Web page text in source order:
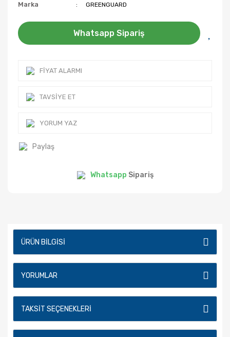
Marka GREENGUARD
Whatsapp Sipariş
FIYAT ALARMI
TAVSIYE ET
YORUM YAZ
Paylaş
Whatsapp Sipariş
ÜRÜN BILGISI
YORUMLAR
TAKSIT SEÇENEKLERI